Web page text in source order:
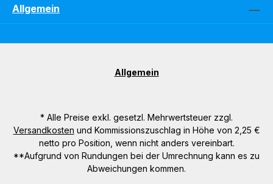
Allgemein
Allgemein
* Alle Preise exkl. gesetzl. Mehrwertsteuer zzgl.
Versandkosten und Kommissionszuschlag in Höhe von 2,25 €
netto pro Position, wenn nicht anders vereinbart.
**Aufgrund von Rundungen bei der Umrechnung kann es zu
Abweichungen kommen.